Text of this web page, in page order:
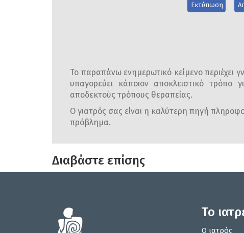
Εκτύπωση
Το παραπάνω ενημερωτικό κείμενο περιέχει
υπαγορεύει κάποιον αποκλειστικό τρόπο
αποδεκτούς τρόπους θεραπείας.
Ο γιατρός σας είναι η καλύτερη πηγή
πρόβλημα.
Διαβάστε επίσης
Το
Ο ιατρός